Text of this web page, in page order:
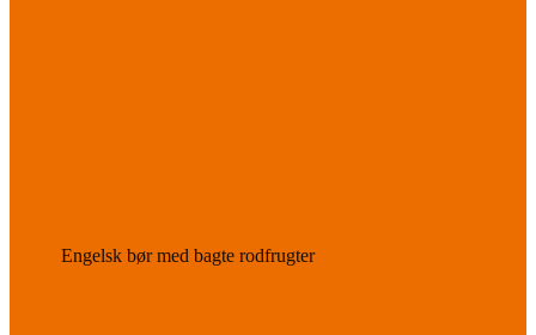
Engelsk bør med bagte rodfrugter